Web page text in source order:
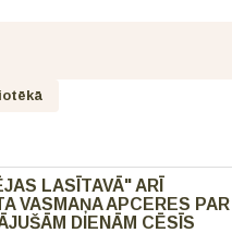
LASĪTAVĀ" ARĪ
VASMAŅA APCERES PAR
DIENĀM CĒSĪS